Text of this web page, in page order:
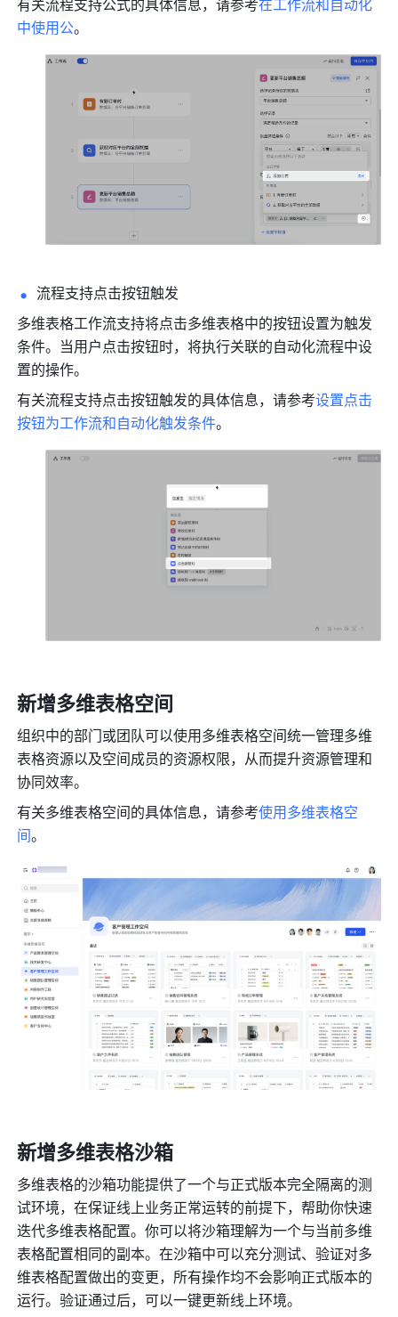
有关流程支持公式的具体信息，请参考在工作流和自动化
中使用公。
流程支持点击按钮触发
多维表格工作流支持将点击多维表格中的按钮设置为触发
条件。当用户点击按钮时，将执行关联的自动化流程中设
置的操作。
有关流程支持点击按钮触发的具体信息，请参考设置点击
按钮为工作流和自动化触发条件。
新增多维表格空间
组织中的部门或团队可以使用多维表格空间统一管理多维
表格资源以及空间成员的资源权限，从而提升资源管理和
协同效率。
有关多维表格空间的具体信息，请参考使用多维表格空
间。
新增多维表格沙箱
多维表格的沙箱功能提供了一个与正式版本完全隔离的测
试环境，在保证线上业务正常运转的前提下，帮助你快速
迭代多维表格配置。你可以将沙箱理解为一个与当前多维
表格配置相同的副本。在沙箱中可以充分测试、验证对多
维表格配置做出的变更，所有操作均不会影响正式版本的
运行。验证通过后，可以一键更新线上环境。